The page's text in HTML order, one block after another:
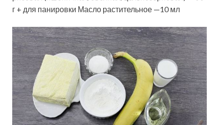
г + для панировки Масло растительное —10 мл